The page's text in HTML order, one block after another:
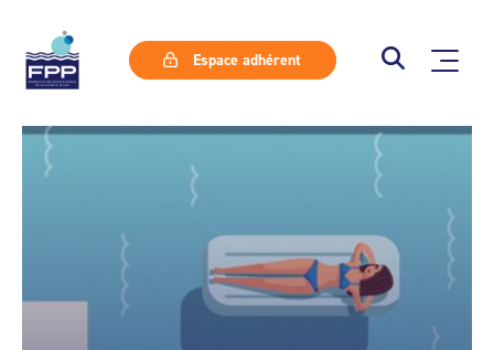
Espace adhérent